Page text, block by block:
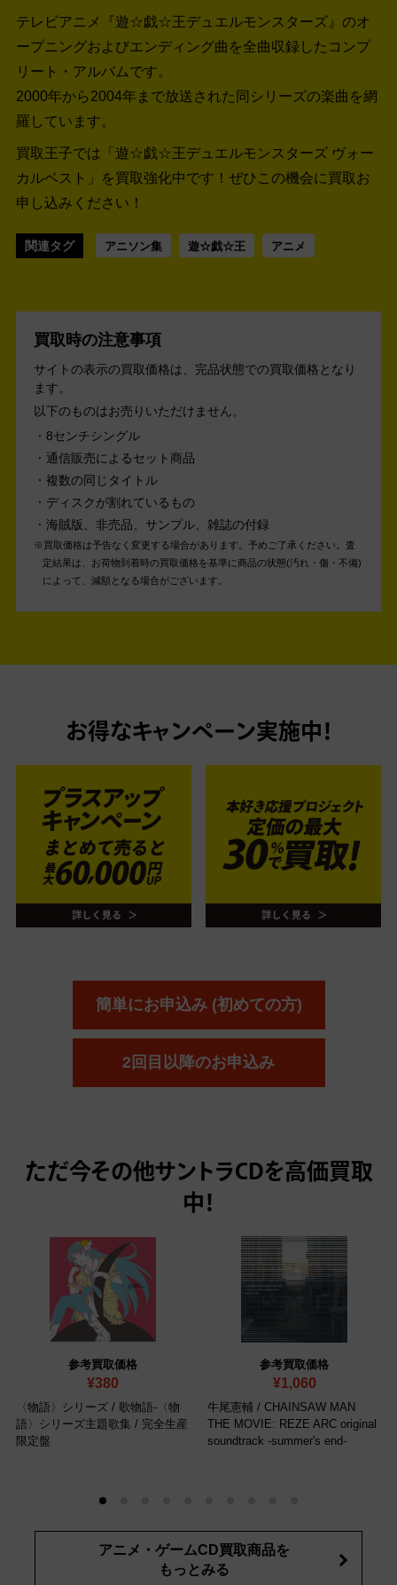
テレビアニメ『遊☆戯☆王デュエルモンスターズ』のオ
ープニングおよびエンディング曲を全曲収録したコンプ
リート・アルバムです。
2000年から2004年まで放送された同シリーズの楽曲を網
羅しています。
買取王子では「遊☆戯☆王デュエルモンスターズ ヴォー
カルベスト」を買取強化中です！ ぜひこの機会に買取お
申し込みください！
関連タグ アニソン集 遊☆戯☆王 アニメ
買取時の注意事項
サイトの表示の買取価格は、完品状態での買取価格となり
ます。
以下のものはお売りいただけません。
8センチシングル
通信販売によるセット商品
複数の同じタイトル
ディスクが割れているもの
海賊版、非売品、サンプル、雑誌の付録
買取価格は予告なく変更する場合があります。予めご了承ください。 査
定結果は、お荷物到着時の買取価格を基準に商品の状態(汚れ・傷・不備)
によって、減額となる場合がございます。
お得なキャンペーン実施中！
簡単にお申込み (初めての方)
2回目以降のお申込み
ただ今その他サントラCDを高価買取
中！
参考買取価格
¥380
〈物語〉シリーズ / 歌物語-〈物
語〉シリーズ主題歌集 / 完全生産
限定盤
参考買取価格
¥1,060
牛尾憲輔 / CHAINSAW MAN
THE MOVIE: REZE ARC original
soundtrack -summer's end-
アニメ・ゲームCD買取商品を
もっとみる